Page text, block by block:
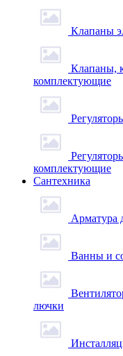
Клапаны
Клапаны,
комплектующие
комплектующие
Сантехника
Арматура
Ванны и
лючки